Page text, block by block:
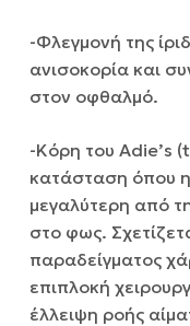
-Φλεγμονή της
ανισοκορία και
στον οφθαλμό.
-Κόρη του Adie’s
κατάσταση όπου η
μεγαλύτερη από
στο φως.
παραδείγματος
επιπλοκή
έλλειψη ροής